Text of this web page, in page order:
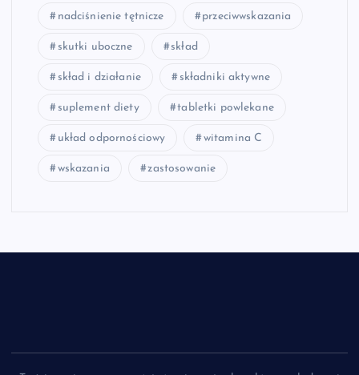
nadciśnienie tętnicze przeciwwskazania
skutki uboczne skład
skład i działanie składniki aktywne
suplement diety tabletki powlekane
układ odpornościowy witamina C
wskazania zastosowanie